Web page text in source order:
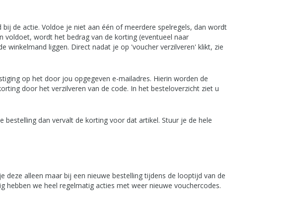
de actie. Voldoe je niet aan één of meerdere spelregels, dan wordt
voldoet, wordt het bedrag van de korting (eventueel naar
winkelmand liggen. Direct nadat je op 'voucher verzilveren' klikt, zie
op het door jou opgegeven e-mailadres. Hierin worden de
door het verzilveren van de code. In het besteloverzicht ziet u
dan vervalt de korting voor dat artikel. Stuur je de hele
deze alleen maar bij een nieuwe bestelling tijdens de looptijd van de
hebben we heel regelmatig acties met weer nieuwe vouchercodes.